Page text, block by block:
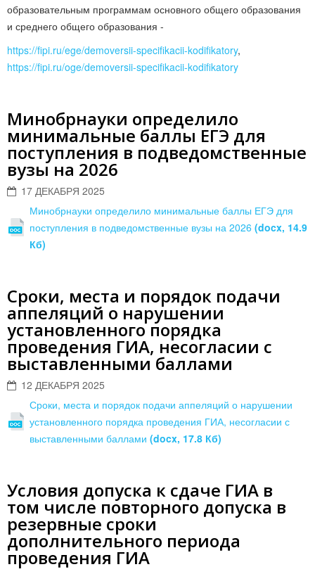
образовательным программам основного общего образования
и среднего общего образования -
https://fipi.ru/ege/demoversii-specifikacii-kodifikatory, ​​​
https://fipi.ru/oge/demoversii-specifikacii-kodifikatory
Минобрнауки определило
минимальные баллы ЕГЭ для
поступления в подведомственные
вузы на 2026
17 ДЕКАБРЯ 2025
Минобрнауки определило минимальные баллы ЕГЭ для
поступления в подведомственные вузы на 2026 (docx, 14.9
Кб)
Сроки, места и порядок подачи
аппеляций о нарушении
установленного порядка
проведения ГИА, несогласии с
выставленными баллами
12 ДЕКАБРЯ 2025
Сроки, места и порядок подачи аппеляций о нарушении
установленного порядка проведения ГИА, несогласии с
выставленными баллами (docx, 17.8 Кб)
Условия допуска к сдаче ГИА в
том числе повторного допуска в
резервные сроки
дополнительного периода
проведения ГИА